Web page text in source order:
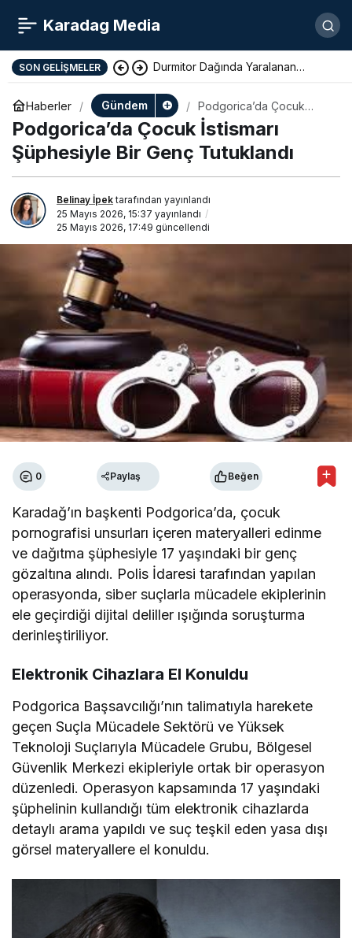
Karadag Media
SON GELIŞMELER Durmitor Dağında Yaralanan
Yunan Turist Başarıyla Kurtarıldı
Haberler Gündem
Podgorica’da Çocuk
İstismarı Şüphesiyle Bir
Genç Tutuklandı
Podgorica’da Çocuk İstismarı
Şüphesiyle Bir Genç Tutuklandı
Belinay İpektarafından yayınlandı
25 Mayıs 2026, 15:37 yayınlandı
25 Mayıs 2026, 17:49 güncellendi
0 Paylaş Beğen
Karadağ’ın başkenti Podgorica’da, çocuk
pornografisi unsurları içeren materyalleri edinme
ve dağıtma şüphesiyle 17 yaşındaki bir genç
gözaltına alındı. Polis İdaresi tarafından yapılan
operasyonda, siber suçlarla mücadele ekiplerinin
ele geçirdiği dijital deliller ışığında soruşturma
derinleştiriliyor.
Elektronik Cihazlara El Konuldu
Podgorica Başsavcılığı’nın talimatıyla harekete
geçen Suçla Mücadele Sektörü ve Yüksek
Teknoloji Suçlarıyla Mücadele Grubu, Bölgesel
Güvenlik Merkezi ekipleriyle ortak bir operasyon
düzenledi. Operasyon kapsamında 17 yaşındaki
şüphelinin kullandığı tüm elektronik cihazlarda
detaylı arama yapıldı ve suç teşkil eden yasa dışı
görsel materyallere el konuldu.